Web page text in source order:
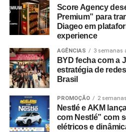
Score Agency
Premium” para
Diageo em
experience
AGÊNCIAS 3 semanas
BYD fecha com a
estratégia de
Brasil
PROMOÇÃO 2
Nestlé e AKM
com Nestlé” com
elétricos e